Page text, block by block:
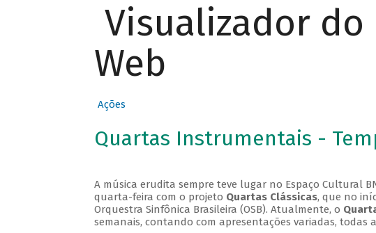
Visualizador do
Web
Ações
Quartas Instrumentais -
A música erudita sempre teve lugar no Espaço Cultural
quarta-feira com o projeto Quartas Clássicas, que no
Orquestra Sinfônica Brasileira (OSB). Atualmente, o
semanais, contando com apresentações variadas, todas